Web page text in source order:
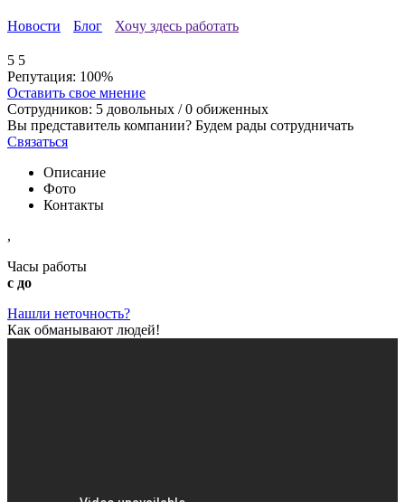
Новости Блог Хочу здесь работать
5 5
Репутация: 100%
Оставить свое мнение
Сотрудников: 5 довольных /0 обиженных
Вы представитель компании? Будем рады сотрудничать
Связаться
Описание
Фото
Контакты
,
Часы работы
с до
Нашли неточность?
Как обманывают людей!